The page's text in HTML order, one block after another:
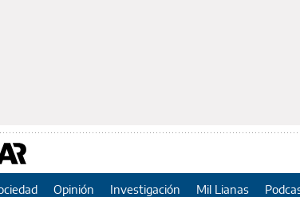
Opinión Investigación Mil Lianas